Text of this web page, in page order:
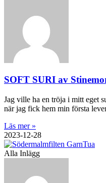
SOFT SURI av
Jag ville ha en tröja i mitt eget
när jag fick hem min första
Läs mer »
2023-12-28
Alla Inlägg